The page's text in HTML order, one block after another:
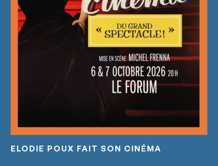
ELODIE POUX FAIT SON CINÉMA